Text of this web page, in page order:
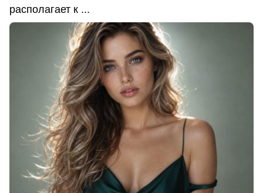
располагает к ...